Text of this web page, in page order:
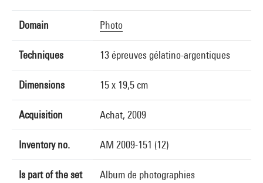
Domain Photo
Techniques 13 épreuves gélatino-argentiques
Dimensions 15 x 19,5 cm
Acquisition Achat, 2009
Inventory no. AM 2009-151 (12)
Is part of the set
Album de photographies